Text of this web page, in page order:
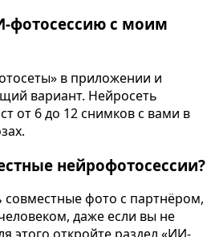
фотосессию с моим
в приложении и
вариант. Нейросеть
от 6 до 12 снимков с вами в
нейрофотосессии?
совместные фото с партнёром,
даже если вы не